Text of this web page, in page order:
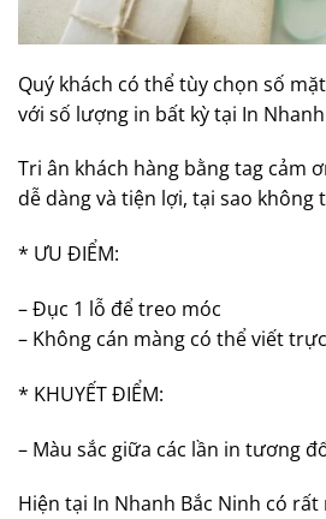
Quý khách có thể tùy chọn số
với số lượng in bất kỳ tại In
Tri ân khách hàng bằng tag cảm
dễ dàng và tiện lợi, tại sao không
* ƯU ĐIỂM:
– Đục 1 lỗ để treo móc
– Không cán màng có thể viết
* KHUYẾT ĐIỂM:
– Màu sắc giữa các lần in tương
Hiện tại In Nhanh Bắc Ninh có